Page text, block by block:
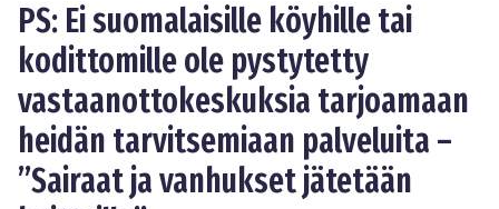
PS: Ei suomalaisille köyhille tai
kodittomille ole pystytetty
vastaanottokeskuksia tarjoamaan
heidän tarvitsemiaan palveluita –
”Sairaat ja vanhukset jätetään